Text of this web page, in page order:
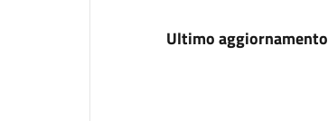
Ultimo aggiornamento